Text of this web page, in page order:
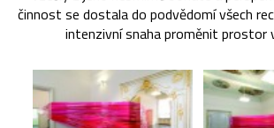
činnost se dostala do podvědomí všech
intenzivní snaha proměnit prostor